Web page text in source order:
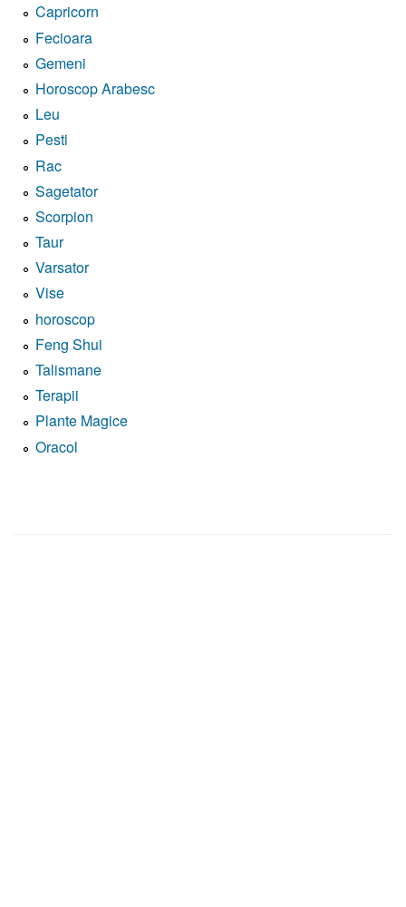
Capricorn
Fecioara
Gemeni
Horoscop Arabesc
Leu
Pesti
Rac
Sagetator
Scorpion
Taur
Varsator
Vise
horoscop
Feng Shui
Talismane
Terapii
Plante Magice
Oracol